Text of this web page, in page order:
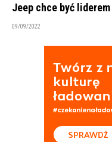
Jeep chce być
09/09/2022